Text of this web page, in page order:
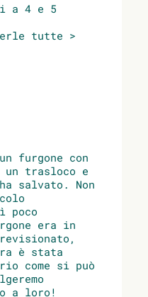
a 4 e 5
tutte >
furgone con
un trasloco e
salvato. Non
poco
era in
è stata
come si può
a loro!